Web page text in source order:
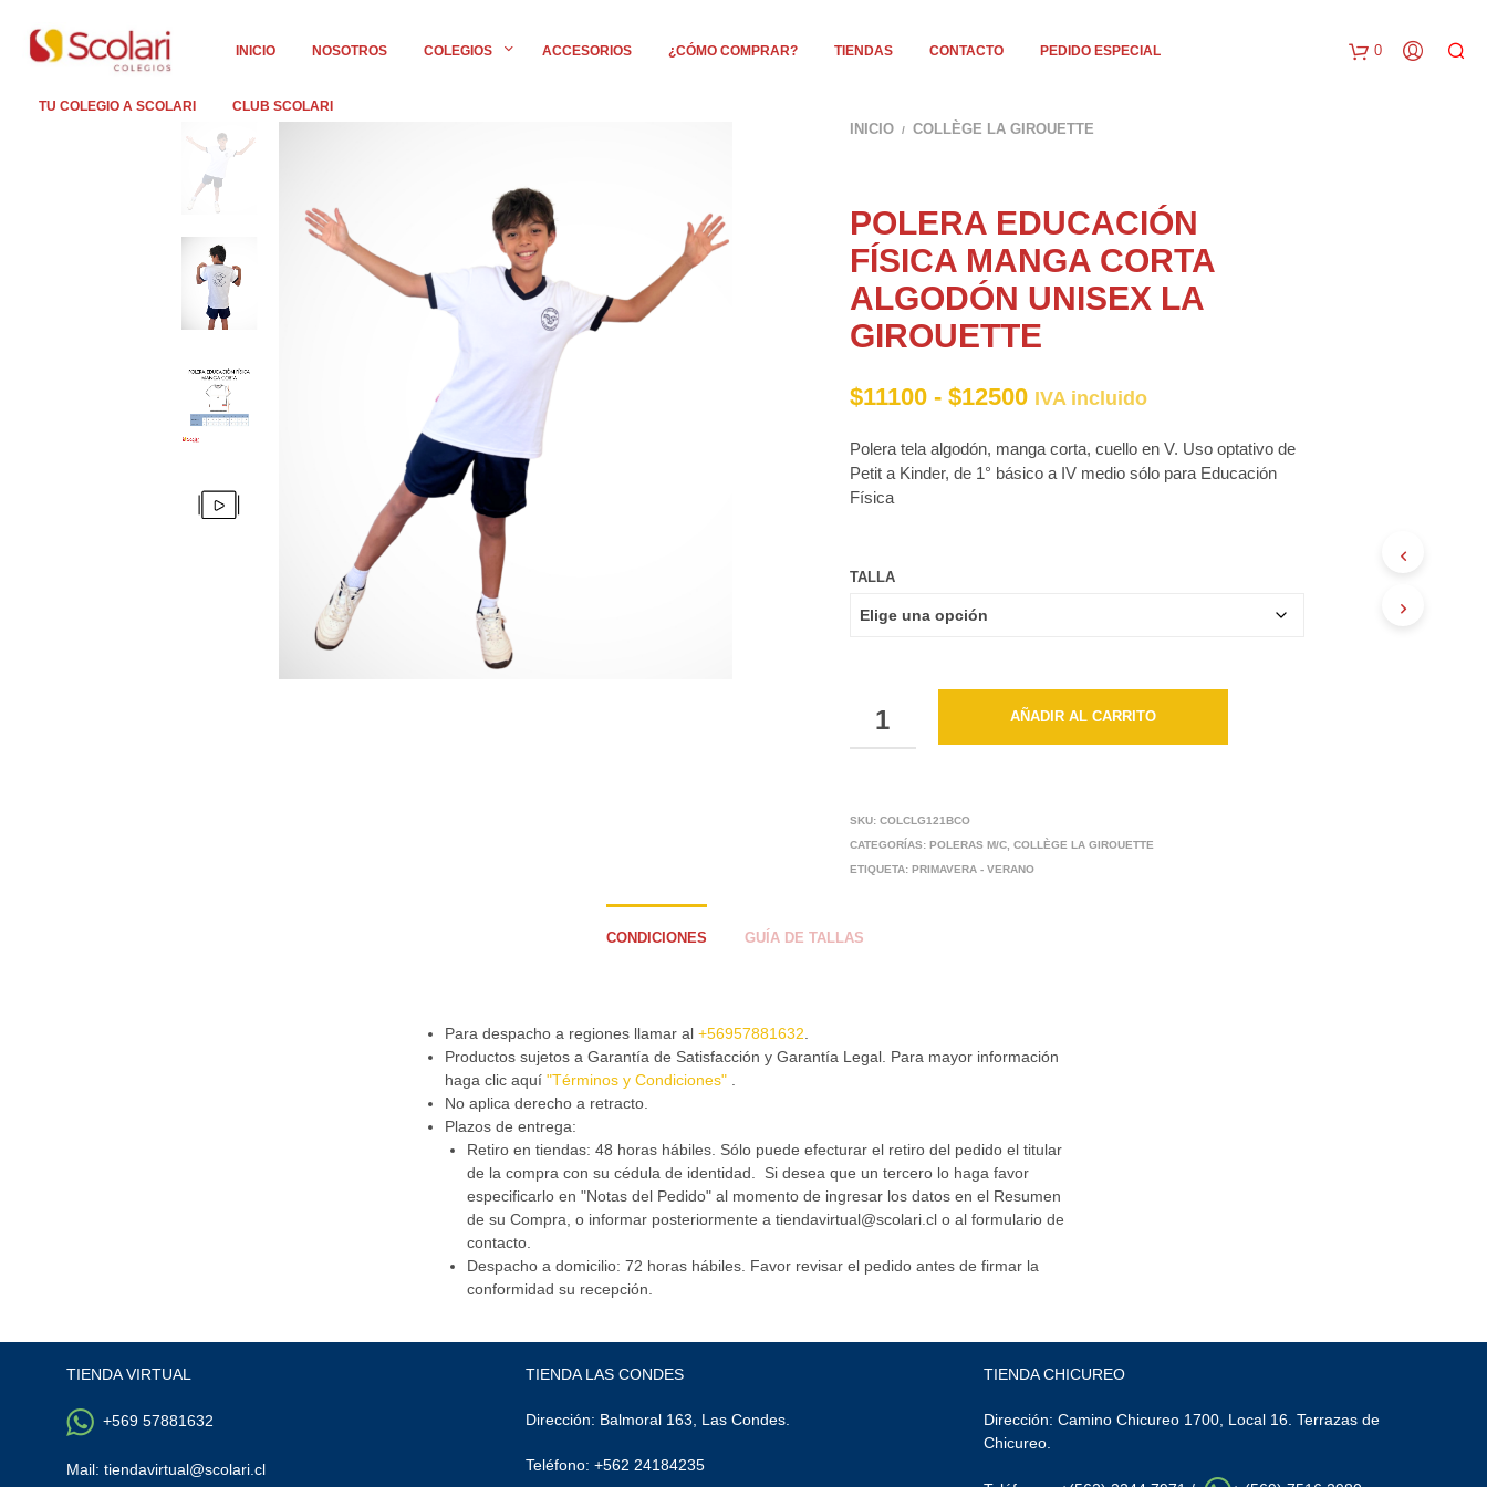
0
INICIO NOSOTROS COLEGIOS ACCESORIOS ¿CÓMO COMPRAR? TIENDAS CONTACTO PEDIDO ESPECIAL
TU COLEGIO A SCOLARI CLUB SCOLARI
INICIO / COLLÈGE LA GIROUETTE
POLERA EDUCACIÓN
FÍSICA MANGA CORTA
ALGODÓN UNISEX LA
GIROUETTE
$11100 - $12500Rango
precios:
IVA incluido
Polera tela algodón, manga corta, cuello en V. Uso optativo de
Petit a Kinder, de 1° básico a IV medio sólo para Educación
Física
TALLA
CANTIDAD
AÑADIR AL CARRITO
SKU:COLCLG121BCO
CATEGORÍAS:POLERAS M/C ,COLLÈGE LA GIROUETTE
ETIQUETA:PRIMAVERA - VERANO
CONDICIONES GUÍA DE TALLAS
Para despacho a regiones llamar al +56957881632.
Productos sujetos a Garantía de Satisfacción y Garantía Legal. Para mayor información
haga clic aquí "Términos y Condiciones".
No aplica derecho a retracto.
Plazos de entrega:
Retiro en tiendas: 48 horas hábiles. Sólo puede efecturar el retiro del pedido el titular
de la compra con su cédula de identidad. Si desea que un tercero lo haga favor
especificarlo en "Notas del Pedido" al momento de ingresar los datos en el Resumen
de su Compra, o informar posteriormente a tiendavirtual@scolari.cl o al formulario de
contacto.
Despacho a domicilio: 72 horas hábiles. Favor revisar el pedido antes de firmar la
conformidad su recepción.
TIENDA VIRTUAL
+569 57881632
Mail: tiendavirtual@scolari.cl
TIENDA LAS CONDES
Dirección: Balmoral 163, Las Condes.
Teléfono: +562 24184235
TIENDA CHICUREO
Dirección: Camino Chicureo 1700, Local 16. Terrazas de
Chicureo.